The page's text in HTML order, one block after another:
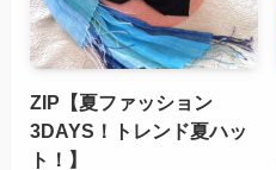
ZIP【夏ファッション
3DAYS！トレンド夏ハッ
ト！】